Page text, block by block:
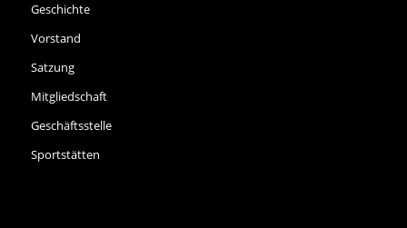
Geschichte
Vorstand
Satzung
Mitgliedschaft
Geschäftsstelle
Sportstätten